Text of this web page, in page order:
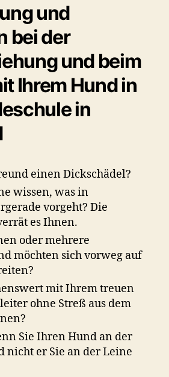
und
bei der
und beim
Ihrem Hund in
in
einen Dickschädel?
wissen, was in
vorgeht? Die
es Ihnen.
oder mehrere
möchten sich vorweg auf
mit Ihrem treuen
ohne Streß aus dem
Sie Ihren Hund an der
nicht er Sie an der Leine